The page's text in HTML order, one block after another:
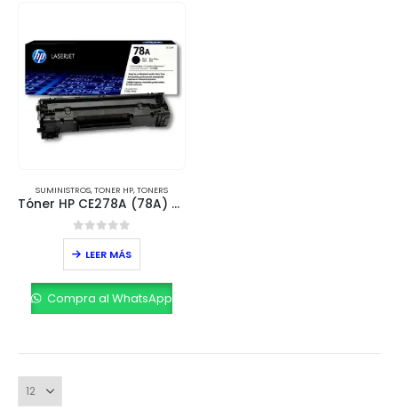
SUMINISTROS,TONER HP,TONERS
Tóner HP CE278A (78A) Negro – Rendimiento 2,100 páginas
0out of 5
LEER MÁS
Compra al WhatsApp